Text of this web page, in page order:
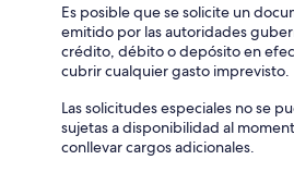
Es posible que se solicite un
emitido por las autoridades
crédito, débito o depósito en
cubrir cualquier gasto imprevisto.
Las solicitudes especiales no se
sujetas a disponibilidad al
conllevar cargos adicionales.